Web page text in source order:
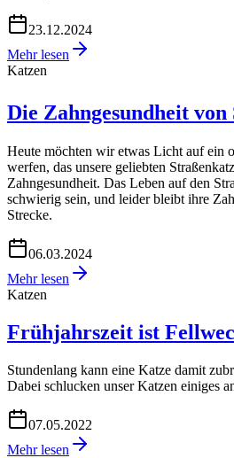
23.12.2024
Mehr lesen
Katzen
Die Zahngesundheit von
Heute möchten wir etwas Licht auf ein
werfen, das unsere geliebten
Zahngesundheit. Das Leben auf den
schwierig sein, und leider bleibt ihre
Strecke.
06.03.2024
Mehr lesen
Katzen
Frühjahrszeit ist
Stundenlang kann eine Katze damit
Dabei schlucken unser Katzen einiges
07.05.2022
Mehr lesen